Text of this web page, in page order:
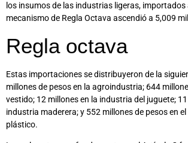
los insumos de las industrias ligeras, importados
mecanismo de Regla Octava ascendió a 5,009
Regla octava
Estas importaciones se distribuyeron de la
millones de pesos en la agroindustria; 644
vestido; 12 millones en la industria del juguete;
industria maderera; y 552 millones de pesos en
plástico.